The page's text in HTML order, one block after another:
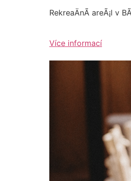
RekreaÄnÃ­ areÃ¡l v
Více informací